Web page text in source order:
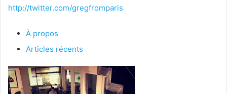
http://twitter.com/gregfromparis
À propos
Articles récents